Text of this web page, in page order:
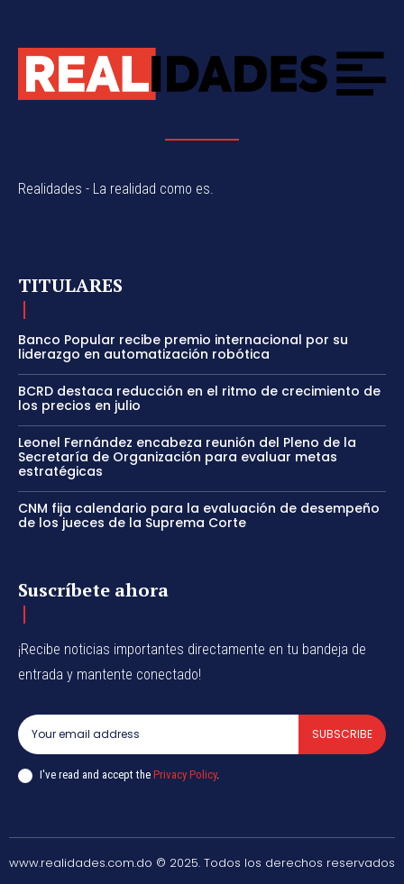
Realidades - La realidad como es.
TITULARES
Banco Popular recibe premio internacional por su
liderazgo en automatización robótica
BCRD destaca reducción en el ritmo de crecimiento de
los precios en julio
Leonel Fernández encabeza reunión del Pleno de la
Secretaría de Organización para evaluar metas
estratégicas
CNM fija calendario para la evaluación de desempeño
de los jueces de la Suprema Corte
Suscríbete ahora
¡Recibe noticias importantes directamente en tu bandeja de
entrada y mantente conectado!
SUBSCRIBE
I've read and accept the Privacy Policy.
www.realidades.com.do © 2025. Todos los derechos reservados